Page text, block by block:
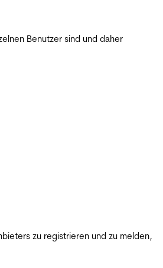
Benutzer sind und daher
zu registrieren und zu melden,